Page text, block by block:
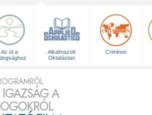
Az út a
Alkalmazott
Oktatástan
Criminon
A